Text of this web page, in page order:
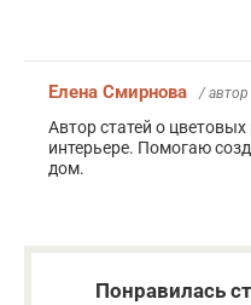
Елена Смирнова / автор
Автор статей о
интерьере. Помогаю
дом.
Понравилась